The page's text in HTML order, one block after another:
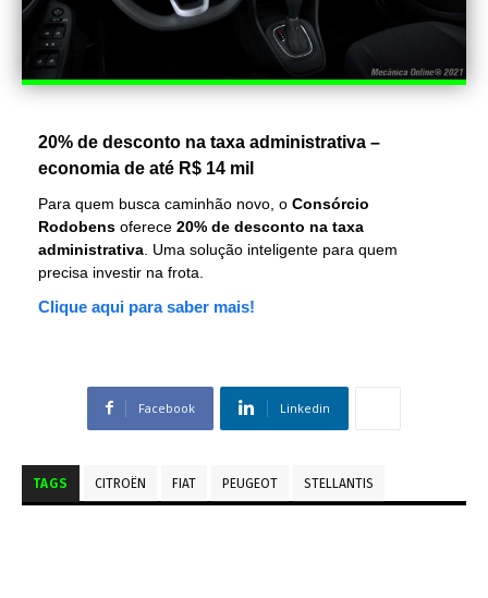
20% de desconto na taxa administrativa –
economia de até R$ 14 mil
Para quem busca caminhão novo, o Consórcio
Rodobens oferece 20% de desconto na taxa
administrativa . Uma solução inteligente para quem
precisa investir na frota.
Clique aqui para saber mais!
Facebook Linkedin
TAGS CITROËN FIAT PEUGEOT STELLANTIS